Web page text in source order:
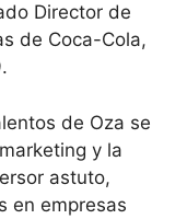
Director de
de Coca-Cola,
de Oza se
y la
astuto,
en empresas